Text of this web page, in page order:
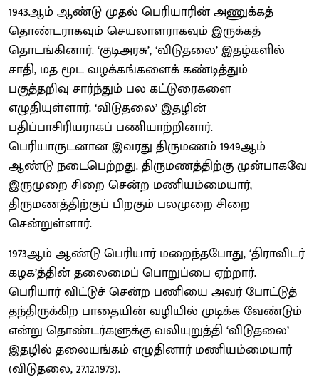
1943ஆம் ஆண்டு முதல் பெரியாரின் அணுக்கத்
தொண்டராகவும் செயலாளராகவும் இருக்கத்
தொடங்கினார். ‘குடிஅரசு’, ‘விடுதலை’ இதழ்களில்
சாதி, மத மூட வழக்கங்களைக் கண்டித்தும்
பகுத்தறிவு சார்ந்தும் பல கட்டுரைகளை
எழுதியுள்ளார். ‘விடுதலை’ இதழின்
பதிப்பாசிரியராகப் பணியாற்றினார்.
பெரியாருடனான இவரது திருமணம் 1949ஆம்
ஆண்டு நடைபெற்றது. திருமணத்திற்கு முன்பாகவே
இருமுறை சிறை சென்ற மணியம்மையார்,
திருமணத்திற்குப் பிறகும் பலமுறை சிறை
சென்றுள்ளார்.
1973ஆம் ஆண்டு பெரியார் மறைந்தபோது, ‘திராவிடர்
கழக’த்தின் தலைமைப் பொறுப்பை ஏற்றார்.
பெரியார் விட்டுச் சென்ற பணியை அவர் போட்டுத்
தந்திருக்கிற பாதையின் வழியில் முடிக்க வேண்டும்
என்று தொண்டர்களுக்கு வலியுறுத்தி ‘விடுதலை’
இதழில் தலையங்கம் எழுதினார் மணியம்மையார்
(விடுதலை, 27.12.1973).